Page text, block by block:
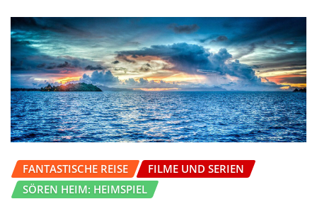
FANTASTISCHE REISE
FILME UND SERIEN
SÖREN HEIM: HEIMSPIEL